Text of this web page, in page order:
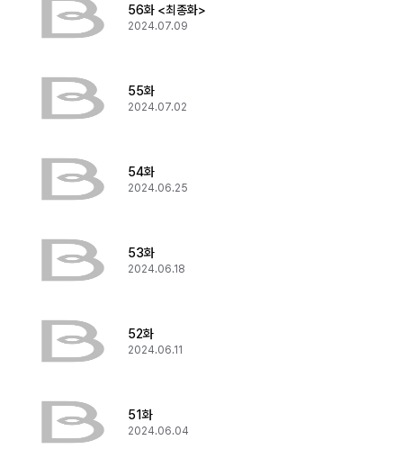
56화 <최종화>
2024.07.09
55화
2024.07.02
54화
2024.06.25
53화
2024.06.18
52화
2024.06.11
51화
2024.06.04